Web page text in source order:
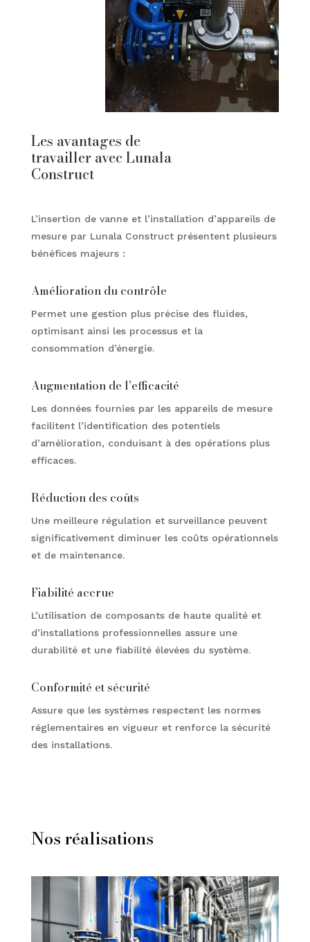
Les avantages de
travailler avec Lunala
Construct
L’insertion de vanne et l’installation d’appareils de
mesure par Lunala Construct présentent plusieurs
bénéfices majeurs :
Amélioration du contrôle
Permet une gestion plus précise des fluides,
optimisant ainsi les processus et la
consommation d’énergie.
Augmentation de l’efficacité
Les données fournies par les appareils de mesure
facilitent l’identification des potentiels
d’amélioration, conduisant à des opérations plus
efficaces.
Réduction des coûts
Une meilleure régulation et surveillance peuvent
significativement diminuer les coûts opérationnels
et de maintenance.
Fiabilité accrue
L’utilisation de composants de haute qualité et
d’installations professionnelles assure une
durabilité et une fiabilité élevées du système.
Conformité et sécurité
Assure que les systèmes respectent les normes
réglementaires en vigueur et renforce la sécurité
des installations.
Nos réalisations